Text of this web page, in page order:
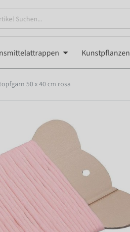
Kunstpflanzen
50 x 40 cm rosa